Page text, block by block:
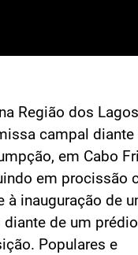
Região dos
campal diante
em Cabo
em procissão
à inauguração de
de um
Populares e